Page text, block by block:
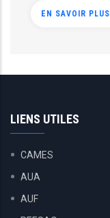
EN SAVOIR PLUS
LIENS UTILES
CAMES
AUA
AUF